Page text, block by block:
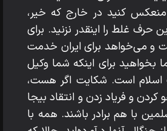
كنيد در خارج كه خير،
غلط را اينقدر نزنيد. براى
و مى‌خواهد براى ايران خدمت
بخواهيد براى اينكه شما وكيل
اسلام است. شكايت اگر هست،
و فرياد زدن و انتقاد بيجا
با هم برادر باشند. همه با